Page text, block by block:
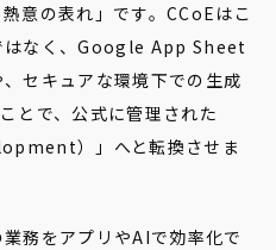
意の表れ」です。CCoEはこ
はなく、Google App Sheet
セキュアな環境下での生成
とで、公式に管理された
）」へと転換させま
務をアプリやAIで効率化で